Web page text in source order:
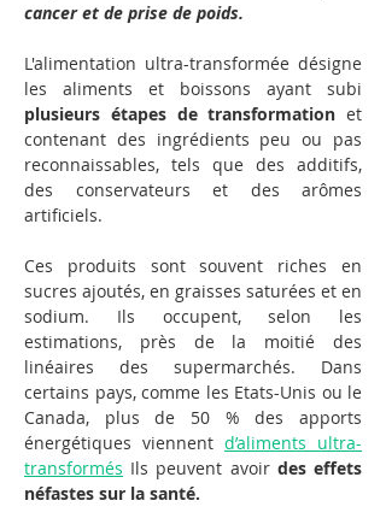
cancer et de prise de poids.
L'alimentation ultra-transformée désigne
plusieurs étapes de transformation et
contenant des ingrédients peu ou pas
reconnaissables, tels que des additifs,
des conservateurs et des arômes
artificiels.
Ces produits sont souvent riches en
sucres ajoutés, en graisses saturées et en
sodium. Ils occupent, selon les
estimations, près de la moitié des
linéaires des supermarchés. Dans
certains pays, comme les Etats-Unis ou le
Canada, plus de 50 % des apports
énergétiques viennent d’aliments ultra-
transformés Ils peuvent avoir des effets
néfastes sur la santé.